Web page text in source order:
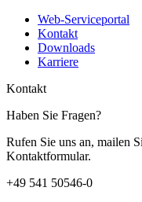
Web-Serviceportal
Kontakt
Downloads
Karriere
Kontakt
Haben Sie Fragen?
Rufen Sie uns an, mailen
Kontaktformular.
+49 541 50546-0